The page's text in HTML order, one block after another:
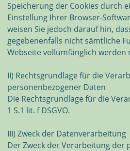
Speicherung der Cookies durch
Einstellung Ihrer Browser-
weisen Sie jedoch darauf hin,
gegebenenfalls nicht sämtliche
Webseite vollumfänglich werden
II) Rechtsgrundlage für die
personenbezogener Daten
Die Rechtsgrundlage für die
1 S.1 lit. f DSGVO.
III) Zweck der Datenverarbeitung
Der Zweck der Verarbeitung der